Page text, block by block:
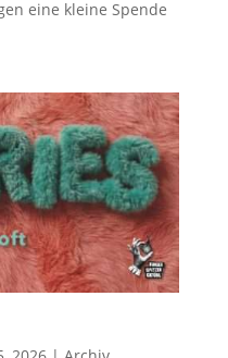
eine kleine Spende